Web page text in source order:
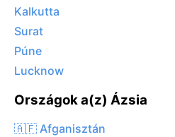
Kalkutta
Surat
Púne
Lucknow
Országok a(z) Ázsia
🇦🇫 Afganisztán